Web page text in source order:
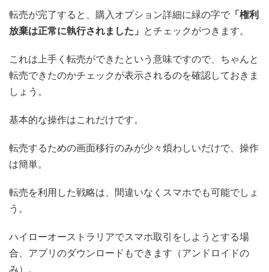
転売が完了すると、購入オプション詳細に緑の字で 「権利
放棄は正常に執行されました」 とチェックがつきます。
これは上手く転売ができたという意味ですので、ちゃんと
転売できたのかチェックが表示されるのを確認しておきま
しょう。
基本的な操作はこれだけです。
転売するための画面移行のみが少々煩わしいだけで、操作
は簡単。
転売を利用した戦略は、間違いなくスマホでも可能でしょ
う。
ハイローオーストラリアでスマホ取引をしようとする場
合、アプリのダウンロードもできます（アンドロイドの
み）。